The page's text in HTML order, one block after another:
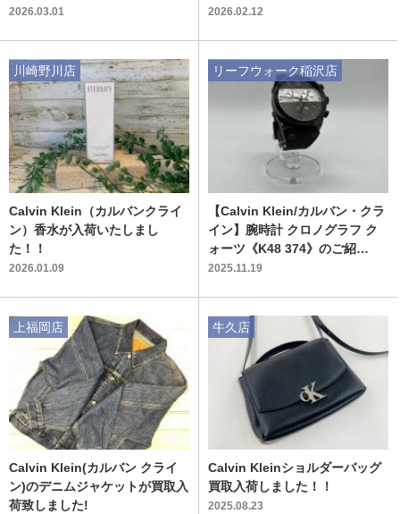
2026.03.01
り店】
2026.02.12
Calvin Klein（カルバンクライ
ン）香水が入荷いたしまし
た！！
2026.01.09
川崎野川店
【Calvin Klein/カルバン・クラ
イン】腕時計 クロノグラフ ク
ォーツ《K48 374》のご紹
介！！
2025.11.19
リーフウォーク稲沢店
Calvin Klein(カルバン クライ
ン)のデニムジャケットが買取入
荷致しました!
上福岡店
Calvin Kleinショルダーバッグ
買取入荷しました！！
2025.08.23
牛久店